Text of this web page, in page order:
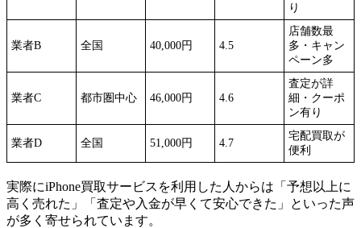
り
業者B 全国 40,000円 4.5
店舗数最
多・キャン
ペーン多
業者C 都市圏中心 46,000円 4.6
査定が詳
細・クーポ
ン有り
業者D 全国 51,000円 4.7
宅配買取が
便利
実際にiPhone買取サービスを利用した人からは「予想以上に
高く売れた」「査定や入金が早くて安心できた」といった声
が多く寄せられています。